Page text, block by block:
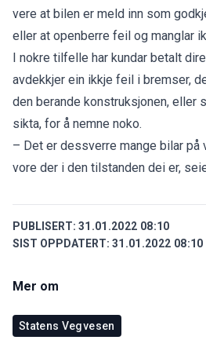
vere at bilen er meld inn som
eller at openberre feil og manglar
I nokre tilfelle har kundar betalt
avdekkjer ein ikkje feil i bremser,
den berande konstruksjonen, eller
sikta, for å nemne noko.
– Det er dessverre mange bilar på
vore der i den tilstanden dei er,
PUBLISERT: 31.01.2022 08:10
SIST OPPDATERT: 31.01.2022 08:10
Mer om
Statens Vegvesen